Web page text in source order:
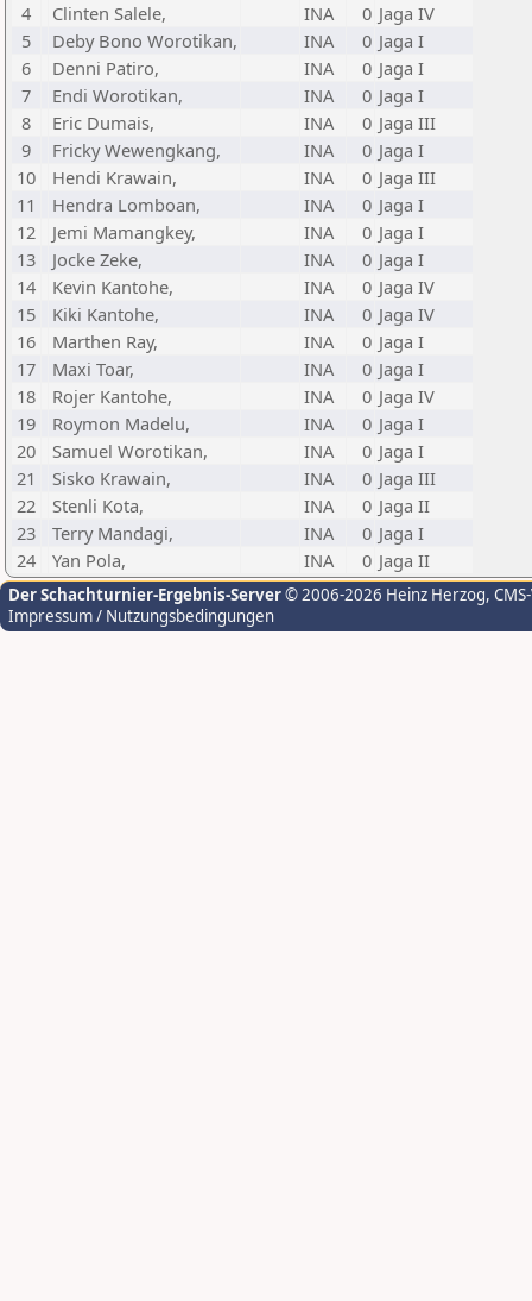
4
Clinten Salele, INA 0 Jaga IV
5
Deby Bono Worotikan, INA 0 Jaga I
6
Denni Patiro, INA 0 Jaga I
7
Endi Worotikan, INA 0 Jaga I
8
Eric Dumais, INA 0 Jaga III
9
Fricky Wewengkang, INA 0 Jaga I
10
Hendi Krawain, INA 0 Jaga III
11
Hendra Lomboan, INA 0 Jaga I
12
Jemi Mamangkey, INA 0 Jaga I
13
Jocke Zeke, INA 0 Jaga I
14
Kevin Kantohe, INA 0 Jaga IV
15
Kiki Kantohe, INA 0 Jaga IV
16
Marthen Ray, INA 0 Jaga I
17
Maxi Toar, INA 0 Jaga I
18
Rojer Kantohe, INA 0 Jaga IV
19
Roymon Madelu, INA 0 Jaga I
20
Samuel Worotikan, INA 0 Jaga I
21
Sisko Krawain, INA 0 Jaga III
22
Stenli Kota, INA 0 Jaga II
23
Terry Mandagi, INA 0 Jaga I
24
Yan Pola, INA 0 Jaga II
Der Schachturnier-Ergebnis-Server© 2006-2026 Heinz Herzog,
Impressum / Nutzungsbedingungen